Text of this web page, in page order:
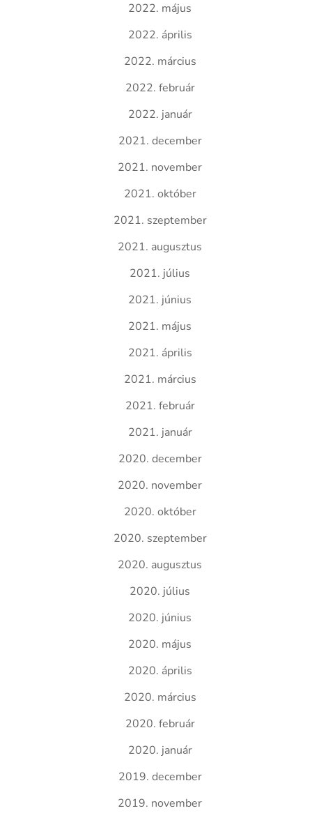
2022. május
2022. április
2022. március
2022. február
2022. január
2021. december
2021. november
2021. október
2021. szeptember
2021. augusztus
2021. július
2021. június
2021. május
2021. április
2021. március
2021. február
2021. január
2020. december
2020. november
2020. október
2020. szeptember
2020. augusztus
2020. július
2020. június
2020. május
2020. április
2020. március
2020. február
2020. január
2019. december
2019. november